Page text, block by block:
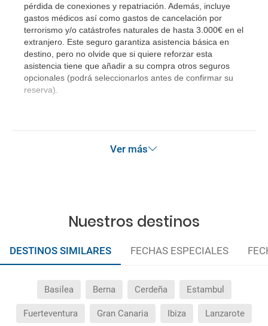
¿Cuáles son los impuestos de entrada y salida del
país si viajo a América?
¿Qué hago si el traslado contratado del aeropuerto
al hotel o viceversa no ha aparecido?
pérdida de conexiones y repatriación. Además, incluye
gastos médicos así como gastos de cancelación por
terrorismo y/o catástrofes naturales de hasta 3.000€ en el
extranjero. Este seguro garantiza asistencia básica en
destino, pero no olvide que si quiere reforzar esta
asistencia tiene que añadir a su compra otros seguros
opcionales (podrá seleccionarlos antes de confirmar su
reserva).
Ver más
Nuestros destinos
DESTINOS SIMILARES FECHAS ESPECIALES
Basilea Berna Cerdeña Estambul
Fuerteventura Gran Canaria Ibiza Lanzarote